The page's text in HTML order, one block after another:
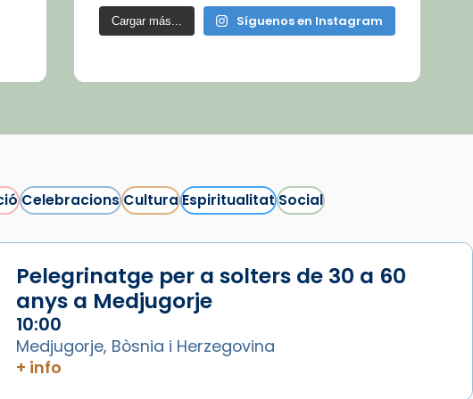
Cargar más... Síguenos en Instagram
CelebracionsCulturaEspiritualitatSocial
Pelegrinatge per a solters de 30 a 60
anys a Medjugorje
10:00
Medjugorje, Bòsnia i Herzegovina
+ info